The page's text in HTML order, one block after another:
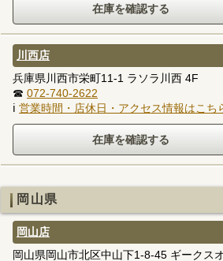
川西店
兵庫県川西市栄町11-1 ラソラ川西 4F
☎ 072-740-2622
ℹ 営業時間・店休日・アクセス情報はこち
岡山県
岡山店
岡山県岡山市北区中山下1-8-45 ギークス